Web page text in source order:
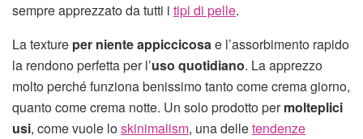
sempre apprezzato da tutti i tipi di pelle.
La texture per niente appiccicosae l’assorbimento rapido
la rendono perfetta per l’uso quotidiano. La apprezzo
molto perché funziona benissimo tanto come crema giorno,
quanto come crema notte. Un solo prodotto permolteplici
usi, come vuole loskinimalism, una delletendenze